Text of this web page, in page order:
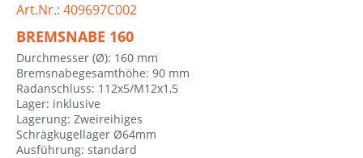
Art.Nr.: 409697C002
BREMSNABE 160
Durchmesser (Ø): 160 mm
Bremsnabegesamthöhe: 90 mm
Radanschluss: 112x5/M12x1,5
Lager: inklusive
Lagerung: Zweireihiges
Schrägkugellager Ø64mm
Ausführung: standard